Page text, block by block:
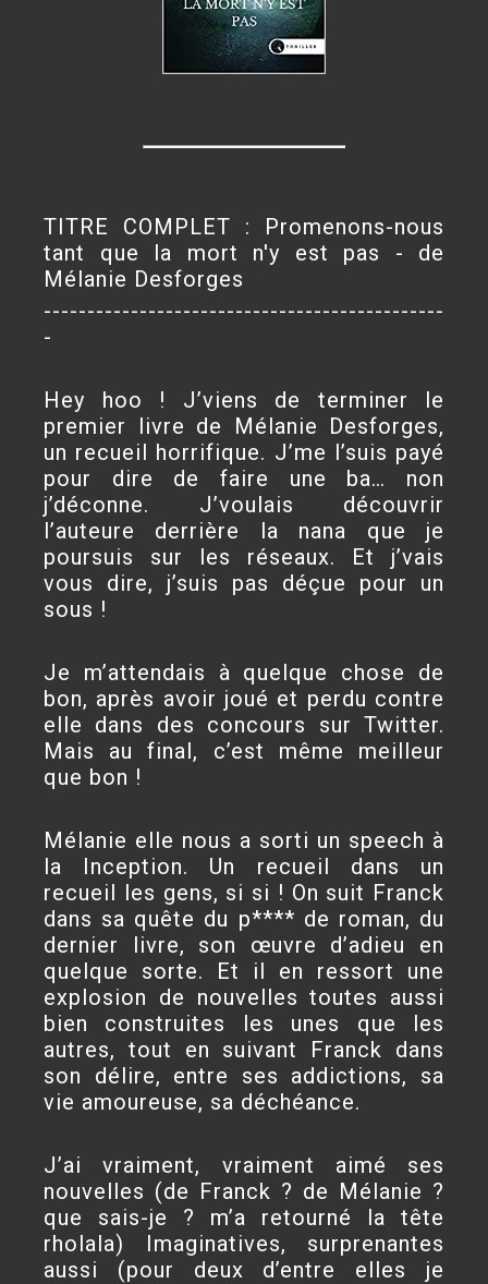
TITRE COMPLET : Promenons-nous
tant que la mort n'y est pas - de
Mélanie Desforges
----------------------------------------------
-
Hey hoo ! J’viens de terminer le
premier livre de Mélanie Desforges,
un recueil horrifique. J’me l’suis payé
pour dire de faire une ba… non
j’déconne. J’voulais découvrir
l’auteure derrière la nana que je
poursuis sur les réseaux. Et j’vais
vous dire, j’suis pas déçue pour un
sous !
Je m’attendais à quelque chose de
bon, après avoir joué et perdu contre
elle dans des concours sur Twitter.
Mais au final, c’est même meilleur
que bon !
Mélanie elle nous a sorti un speech à
la Inception. Un recueil dans un
recueil les gens, si si ! On suit Franck
dans sa quête du p**** de roman, du
dernier livre, son œuvre d’adieu en
quelque sorte. Et il en ressort une
explosion de nouvelles toutes aussi
bien construites les unes que les
autres, tout en suivant Franck dans
son délire, entre ses addictions, sa
vie amoureuse, sa déchéance.
J’ai vraiment, vraiment aimé ses
nouvelles (de Franck ? de Mélanie ?
que sais-je ? m’a retourné la tête
rholala) Imaginatives, surprenantes
aussi (pour deux d’entre elles je